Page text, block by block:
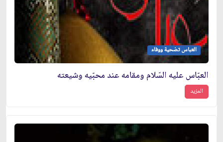
العباس تضحية ووفاء
العبّاس عليه السّلام ومقامه عند محبّيه وشيعته
المزيد